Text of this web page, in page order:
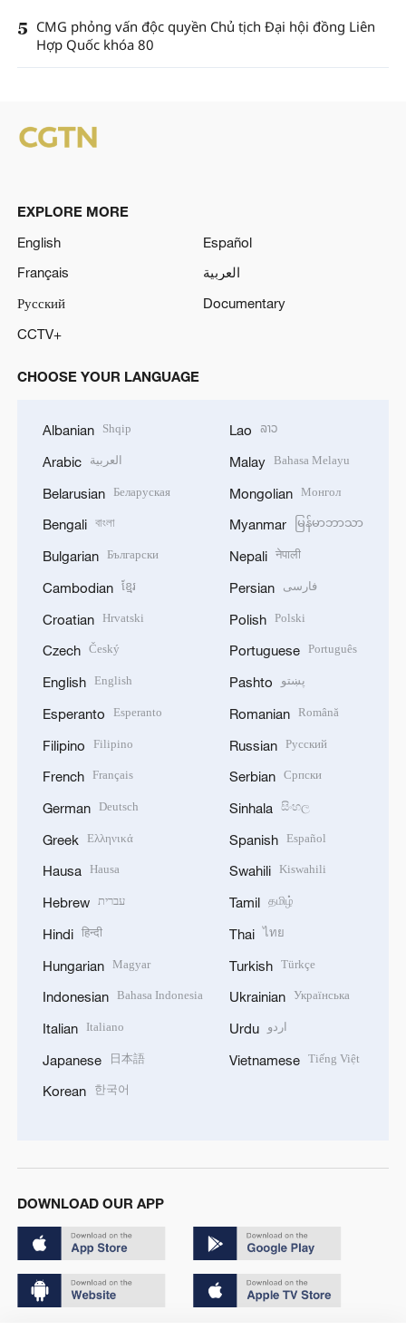
5 CMG phỏng vấn độc quyền Chủ tịch Đại hội đồng Liên
Hợp Quốc khóa 80
EXPLORE MORE
English
Español
Français
العربية
Русский
Documentary
CCTV+
CHOOSE YOUR LANGUAGE
Albanian Shqip
Arabic العربية
Belarusian Беларуская
Bengali বাংলা
Bulgarian Български
Cambodian ខ្មែរ
Croatian Hrvatski
Czech Český
English English
Esperanto Esperanto
Filipino Filipino
French Français
German Deutsch
Greek Ελληνικά
Hausa Hausa
Hebrew עברית
Hindi हिन्दी
Hungarian Magyar
Indonesian Bahasa Indonesia
Italian Italiano
Japanese 日本語
Korean 한국어
Lao ລາວ
Malay Bahasa Melayu
Mongolian Монгол
Myanmar မြန်မာဘာသာ
Nepali नेपाली
Persian فارسی
Polish Polski
Portuguese Português
Pashto پښتو
Romanian Română
Russian Русский
Serbian Српски
Sinhala සිංහල
Spanish Español
Swahili Kiswahili
Tamil தமிழ்
Thai ไทย
Turkish Türkçe
Ukrainian Українська
Urdu اردو
Vietnamese Tiếng Việt
DOWNLOAD OUR APP